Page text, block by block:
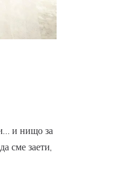
и нищо за
сме заети,